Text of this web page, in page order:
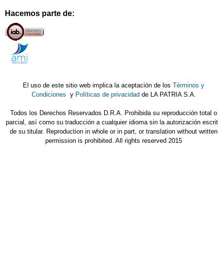
Hacemos parte de:
El uso de este sitio web implica la aceptación de losTérminos y
Condiciones y Políticas de privacidad de LA PATRIA S.A.
Todos los Derechos Reservados D.R.A. Prohibida su reproducción total o
parcial, así como su traducción a cualquier idioma sin la autorización
de su titular. Reproduction in whole or in part, or translation without written
permission is prohibited. All rights reserved 2015